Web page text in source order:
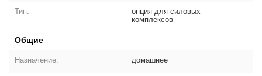
Тип:
опция для силовых
комплексов
Общие
Назначение: домашнее